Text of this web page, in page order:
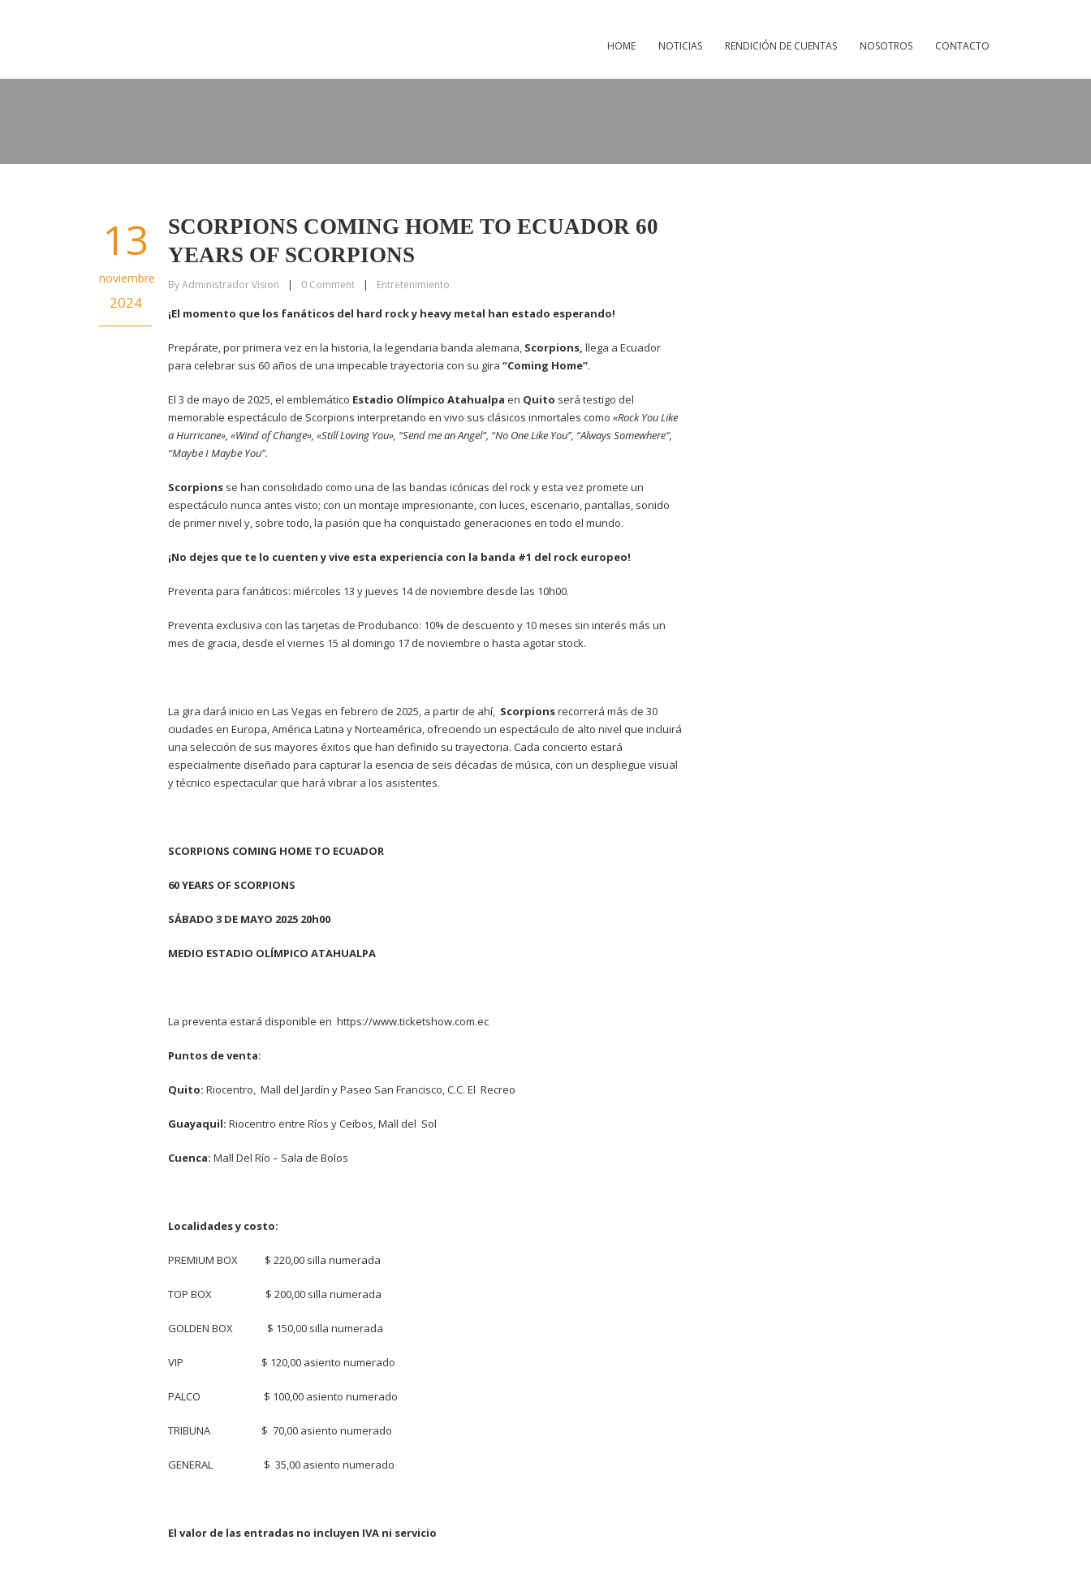
HOME NOTICIAS RENDICIÓN DE CUENTAS NOSOTROS CONTACTO
13
noviembre
2024
SCORPIONS COMING HOME TO ECUADOR 60
YEARS OF SCORPIONS
ByAdministrador Vision | 0 Comment | Entretenimiento
¡El momento que los fanáticos del hard rock y heavy metal han estado esperando!
Prepárate, por primera vez en la historia, la legendaria banda alemana, Scorpions, llega a Ecuador
para celebrar sus 60 años de una impecable trayectoria con su gira “Coming Home”.
El 3 de mayo de 2025, el emblemático Estadio Olímpico Atahualpa en Quito será testigo del
memorable espectáculo de Scorpions interpretando en vivo sus clásicos inmortales como «Rock You Like
a Hurricane», «Wind of Change», «Still Loving You», “Send me an Angel”, “No One Like You”, “Always Somewhere”,
“Maybe I Maybe You”.
Scorpions se han consolidado como una de las bandas icónicas del rock y esta vez promete un
espectáculo nunca antes visto; con un montaje impresionante, con luces, escenario, pantallas, sonido
de primer nivel y, sobre todo, la pasión que ha conquistado generaciones en todo el mundo.
¡No dejes que te lo cuenten y vive esta experiencia con la banda #1 del rock europeo!
Preventa para fanáticos: miércoles 13 y jueves 14 de noviembre desde las 10h00.
Preventa exclusiva con las tarjetas de Produbanco: 10% de descuento y 10 meses sin interés más un
mes de gracia, desde el viernes 15 al domingo 17 de noviembre o hasta agotar stock.
La gira dará inicio en Las Vegas en febrero de 2025, a partir de ahí, Scorpionsrecorrerá más de 30
ciudades en Europa, América Latina y Norteamérica, ofreciendo un espectáculo de alto nivel que incluirá
una selección de sus mayores éxitos que han definido su trayectoria. Cada concierto estará
especialmente diseñado para capturar la esencia de seis décadas de música, con un despliegue visual
y técnico espectacular que hará vibrar a los asistentes.
SCORPIONS COMING HOME TO ECUADOR
60 YEARS OF SCORPIONS
SÁBADO 3 DE MAYO 2025 20h00
MEDIO ESTADIO OLÍMPICO ATAHUALPA
La preventa estará disponible en https://www.ticketshow.com.ec
Puntos de venta:
Quito: Riocentro, Mall del Jardín y Paseo San Francisco, C.C. El Recreo
Guayaquil: Riocentro entre Ríos y Ceibos, Mall del Sol
Cuenca: Mall Del Río – Sala de Bolos
Localidades y costo:
PREMIUM BOX $ 220,00 silla numerada
TOP BOX $ 200,00 silla numerada
GOLDEN BOX $ 150,00 silla numerada
VIP $ 120,00 asiento numerado
PALCO $ 100,00 asiento numerado
TRIBUNA $ 70,00 asiento numerado
GENERAL $ 35,00 asiento numerado
El valor de las entradas no incluyen IVA ni servicio